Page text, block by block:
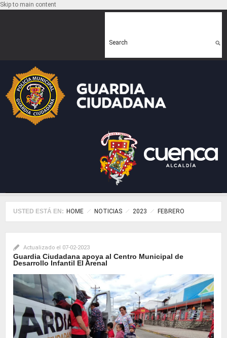
Skip to main content
Search
USTED ESTÁ EN: HOME NOTICIAS 2023 FEBRERO
Actualizado el 07-02-2023
Guardia Ciudadana apoya al Centro Municipal de
Desarrollo Infantil El Arenal